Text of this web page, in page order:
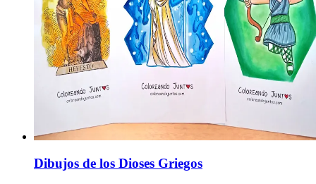
Dibujos de los Dioses Griegos